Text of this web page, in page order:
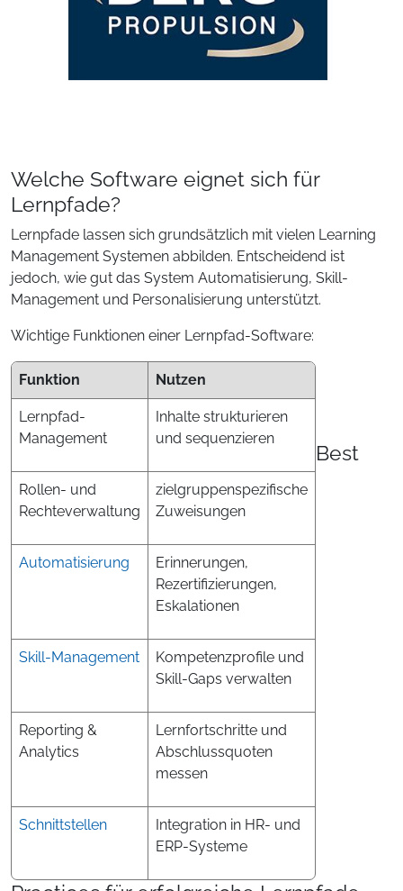
Welche Software eignet sich für
Lernpfade?
Lernpfade lassen sich grundsätzlich mit vielen Learning
Management Systemen abbilden. Entscheidend ist
jedoch, wie gut das System Automatisierung, Skill-
Management und Personalisierung unterstützt.
Wichtige Funktionen einer Lernpfad-Software:
Funktion Nutzen
Lernpfad-
Management
Inhalte strukturieren
und sequenzieren
Rollen- und
Rechteverwaltung
zielgruppenspezifische
Zuweisungen
Automatisierung
Erinnerungen,
Rezertifizierungen,
Eskalationen
Skill-Management
Kompetenzprofile und
Skill-Gaps verwalten
Reporting &
Analytics
Lernfortschritte und
Abschlussquoten
messen
Schnittstellen
Integration in HR- und
ERP-Systeme
Best